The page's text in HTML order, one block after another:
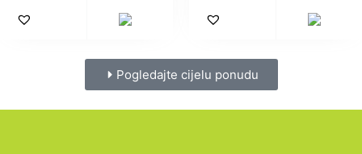
Pogledajte cijelu ponudu